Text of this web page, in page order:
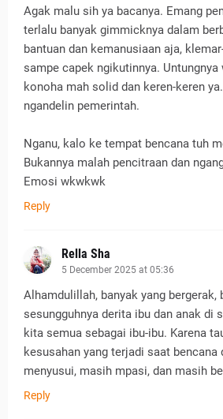
Agak malu sih ya bacanya. Emang
terlalu banyak gimmicknya dalam
bantuan dan kemanusiaan aja,
sampe capek ngikutinnya. Untungnya
konoha mah solid dan keren-keren
ngandelin pemerintah.
Nganu, kalo ke tempat bencana tuh
Bukannya malah pencitraan dan
Emosi wkwkwk
Reply
Rella Sha
5 December 2025 at 05:36
Alhamdulillah, banyak yang bergerak,
sesungguhnya derita ibu dan anak di
kita semua sebagai ibu-ibu. Karena
kesusahan yang terjadi saat
menyusui, masih mpasi, dan masih
Reply